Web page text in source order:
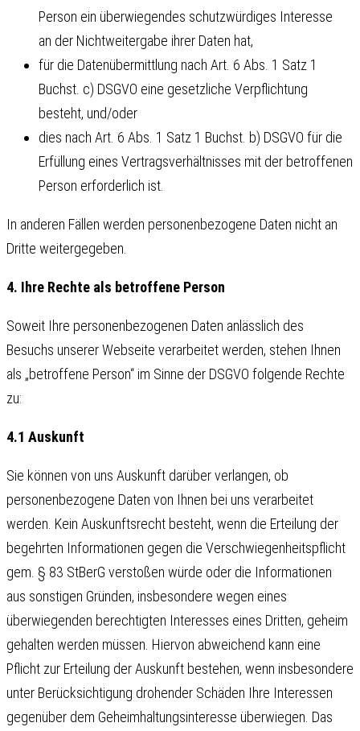
Person ein überwiegendes schutzwürdiges Interesse
an der Nichtweitergabe ihrer Daten hat,
für die Datenübermittlung nach Art. 6 Abs. 1 Satz 1
Buchst. c) DSGVO eine gesetzliche Verpflichtung
besteht, und/oder
dies nach Art. 6 Abs. 1 Satz 1 Buchst. b) DSGVO für die
Erfüllung eines Vertragsverhältnisses mit der betroffenen
Person erforderlich ist.
In anderen Fällen werden personenbezogene Daten nicht an
Dritte weitergegeben.
4. Ihre Rechte als betroffene Person
Soweit Ihre personenbezogenen Daten anlässlich des
Besuchs unserer Webseite verarbeitet werden, stehen Ihnen
als „betroffene Person“ im Sinne der DSGVO folgende Rechte
zu:
4.1 Auskunft
Sie können von uns Auskunft darüber verlangen, ob
personenbezogene Daten von Ihnen bei uns verarbeitet
werden. Kein Auskunftsrecht besteht, wenn die Erteilung der
begehrten Informationen gegen die Verschwiegenheitspflicht
gem. § 83 StBerG verstoßen würde oder die Informationen
aus sonstigen Gründen, insbesondere wegen eines
überwiegenden berechtigten Interesses eines Dritten, geheim
gehalten werden müssen. Hiervon abweichend kann eine
Pflicht zur Erteilung der Auskunft bestehen, wenn insbesondere
unter Berücksichtigung drohender Schäden Ihre Interessen
gegenüber dem Geheimhaltungsinteresse überwiegen. Das